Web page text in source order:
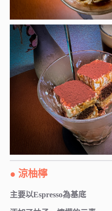
● 涼柚檸
主要以Espresso為基底